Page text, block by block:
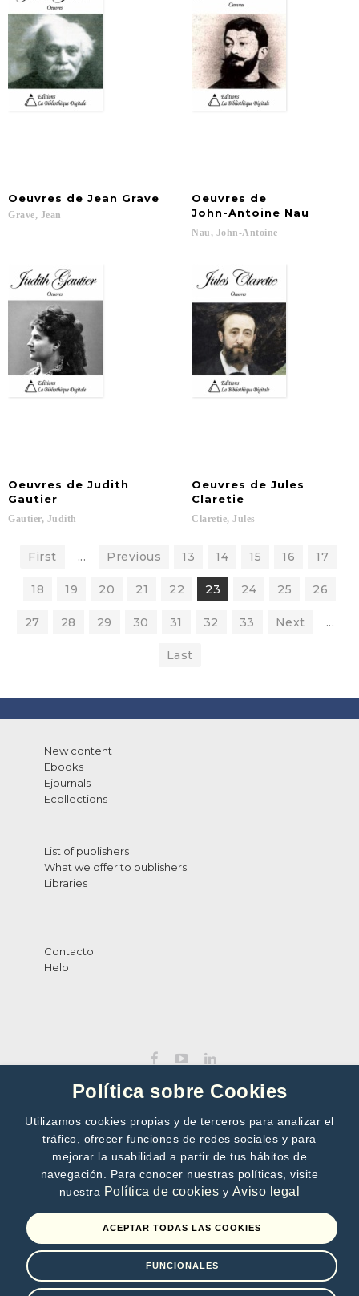
Política sobre Cookies
Utilizamos cookies propias y de terceros para analizar el
tráfico, ofrecer funciones de redes sociales y para
mejorar la usabilidad a partir de tus hábitos de
navegación. Para conocer nuestras políticas, visite
nuestra Política de cookies y Aviso legal
ACEPTAR TODAS LAS COOKIES
FUNCIONALES
Oeuvres de Jean Grave
Grave, Jean
Oeuvres de
John-Antoine Nau
Nau, John-Antoine
Oeuvres de Judith
Gautier
Gautier, Judith
Oeuvres de Jules
Claretie
Claretie, Jules
First ... Previous 13 14 15 16 17
18 19 20 21 22 23 24 25 26
27 28 29 30 31 32 33 Next ...
Last
New content
Ebooks
Ejournals
Ecollections
List of publishers
What we offer to publishers
Libraries
Contacto
Help
SUBSCRIBE TO OUR NEWSLETTER
>>
Terms of use Privacy Policy Cookies policy